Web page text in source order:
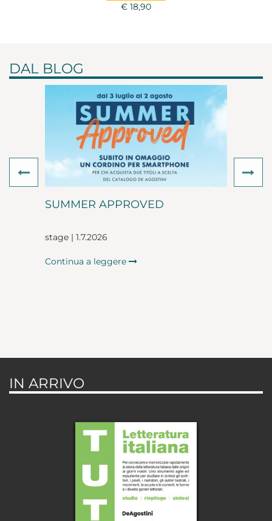
€ 18,90
DAL BLOG
SUMMER APPROVED
stage | 1.7.2026
Continua a leggere
Previous
IN ARRIVO